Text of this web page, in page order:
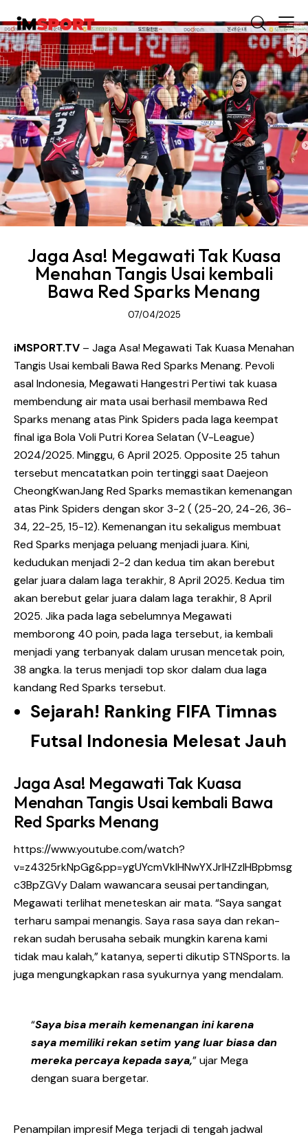
Jaga Asa! Megawati Tak Kuasa
Menahan Tangis Usai kembali
Bawa Red Sparks Menang
07/04/2025
iMSPORT.TV – Jaga Asa! Megawati Tak Kuasa Menahan
Tangis Usai kembali Bawa Red Sparks Menang. Pevoli
asal Indonesia, Megawati Hangestri Pertiwi tak kuasa
membendung air mata usai berhasil membawa Red
Sparks menang atas Pink Spiders pada laga keempat
final iga Bola Voli Putri Korea Selatan (V-League)
2024/2025. Minggu, 6 April 2025. Opposite 25 tahun
tersebut mencatatkan poin tertinggi saat Daejeon
CheongKwanJang Red Sparks memastikan kemenangan
atas Pink Spiders dengan skor 3-2 ( (25-20, 24-26, 36-
34, 22-25, 15-12). Kemenangan itu sekaligus membuat
Red Sparks menjaga peluang menjadi juara. Kini,
kedudukan menjadi 2-2 dan kedua tim akan berebut
gelar juara dalam laga terakhir, 8 April 2025. Kedua tim
akan berebut gelar juara dalam laga terakhir, 8 April
2025. Jika pada laga sebelumnya Megawati
memborong 40 poin, pada laga tersebut, ia kembali
menjadi yang terbanyak dalam urusan mencetak poin,
38 angka. Ia terus menjadi top skor dalam dua laga
kandang Red Sparks tersebut.
Sejarah! Ranking FIFA Timnas
Futsal Indonesia Melesat Jauh
Jaga Asa! Megawati Tak Kuasa
Menahan Tangis Usai kembali Bawa
Red Sparks Menang
https://www.youtube.com/watch?
v=z4325rkNpGg&pp=ygUYcmVkIHNwYXJrIHZzIHBpbmsg
c3BpZGVyDalam wawancara seusai pertandingan,
Megawati terlihat meneteskan air mata. “Saya sangat
terharu sampai menangis. Saya rasa saya dan rekan-
rekan sudah berusaha sebaik mungkin karena kami
tidak mau kalah,” katanya, seperti dikutip STNSports. Ia
juga mengungkapkan rasa syukurnya yang mendalam.
“Saya bisa meraih kemenangan ini karena
saya memiliki rekan setim yang luar biasa dan
mereka percaya kepada saya,” ujar Mega
dengan suara bergetar.
Penampilan impresif Mega terjadi di tengah jadwal